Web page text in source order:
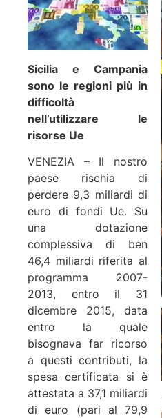
Sicilia e Campania
sono le regioni più in
difficoltà
nell’utilizzare le
risorse Ue
VENEZIA – Il nostro
paese rischia di
perdere 9,3 miliardi di
euro di fondi Ue. Su
una dotazione
complessiva di ben
46,4 miliardi riferita al
programma 2007-
2013, entro il 31
dicembre 2015, data
entro la quale
bisognava far ricorso
a questi contributi, la
spesa certificata si è
attestata a 37,1 miliardi
di euro (pari al 79,9